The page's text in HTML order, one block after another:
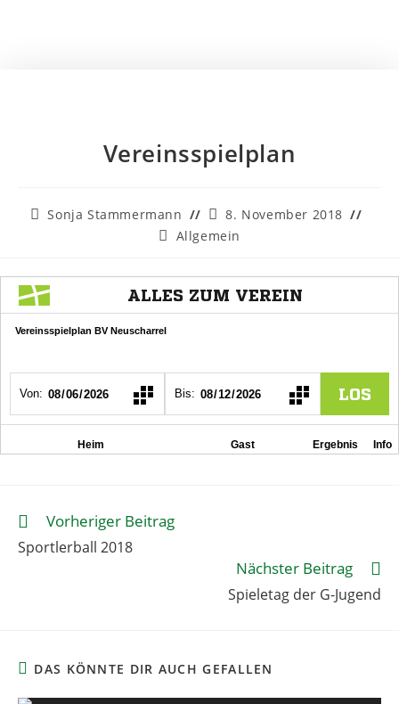
Vereinsspielplan
Sonja Stammermann
8. November 2018
Allgemein
Vorheriger Beitrag
Sportlerball 2018
Nächster Beitrag
Spieletag der G-Jugend
DAS KÖNNTE DIR AUCH GEFALLEN